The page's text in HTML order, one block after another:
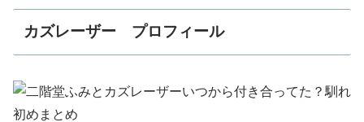
カズレーザー プロフィール